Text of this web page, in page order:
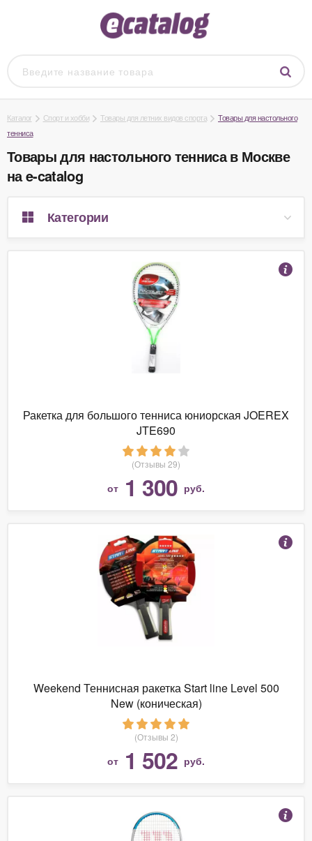
Каталог Спорт и хобби Товары для летних видов спорта
Товары для настольного
тенниса
Товары для настольного тенниса в Москве
на e-catalog
Категории
Ракетка для большого тенниса юниорская JOEREX
JTE690
(Отзывы 29)
от 1 300 руб.
Weekend Теннисная ракетка Start line Level 500
New (коническая)
(Отзывы 2)
от 1 502 руб.